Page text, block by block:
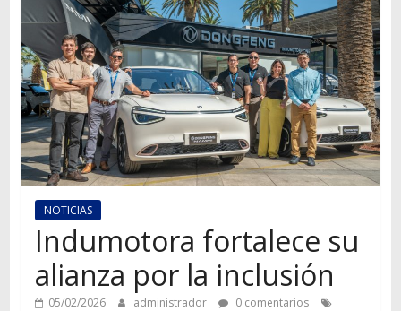
mundo
del
transporte
NOTICIAS
Indumotora fortalece su
alianza por la inclusión
05/02/2026 administrador
0 comentarios